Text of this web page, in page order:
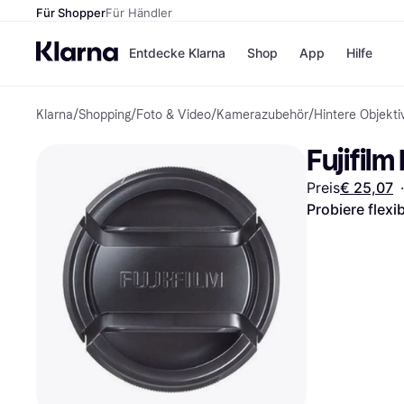
Für ShopperFür Händler
Entdecke Klarna
Zahlungsmethoden
Sofort bezahlen
Bezahle in 3
Teilzahlungen
Bezahle in bis zu 30
Tagen
Ratenzahlung
Shop
Shops
H&M
Temu
App Hilfe
Klarna/Shopping/Foto & Video/Kamerazubehör/Hintere
Fujifilm
Preis€ 25,07 ·
Probiere